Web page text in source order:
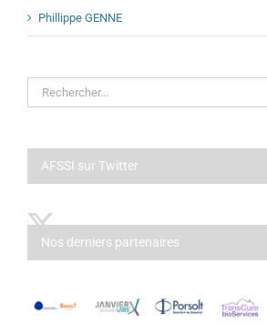
Phillippe GENNE
Rechercher:
AFSSI sur Twitter
Nos derniers partenaires